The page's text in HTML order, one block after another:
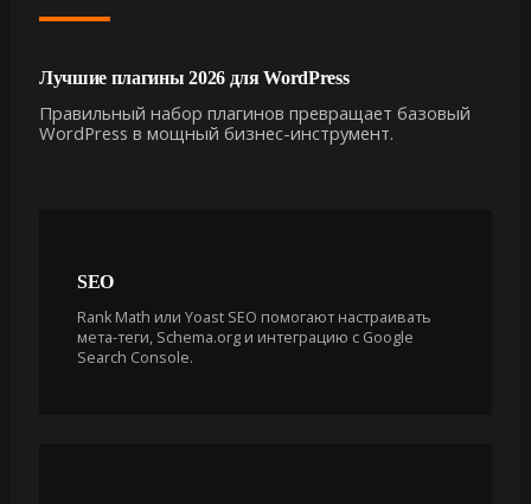
Лучшие плагины 2026 для WordPress
Правильный набор плагинов превращает базовый
WordPress в мощный бизнес-инструмент.
SEO
Rank Math или Yoast SEO помогают настраивать
мета-теги, Schema.org и интеграцию с Google
Search Console.